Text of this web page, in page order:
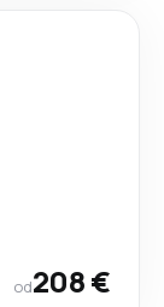
od208 €